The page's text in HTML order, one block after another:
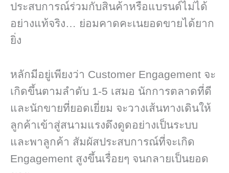
ประสบการณ์ร่วมกับสินค้าหรือแบรนด์ไม่ได้
อย่างแท้จริง… ย่อมคาดคะเนยอดขายได้ยาก
ยิ่ง
หลักมีอยู่เพียงว่า Customer Engagement จะ
เกิดขึ้นตามลำดับ 1-5 เสมอ นักการตลาดที่ดี
และนักขายที่ยอดเยี่ยม จะวางเส้นทางเดินให้
ลูกค้าเข้าสู่สนามแรงดึงดูดอย่างเป็นระบบ
และพาลูกค้า สัมผัสประสบการณ์ที่จะเกิด
Engagement สูงขึ้นเรื่อยๆ จนกลายเป็นยอด